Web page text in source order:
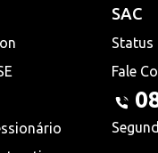
SAC
Status
Fale